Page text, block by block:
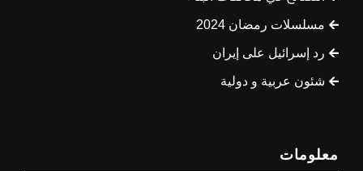
مسلسلات رمضان 2024
رد إسرائيل على إيران
شئون عربية و دولية
معلومات